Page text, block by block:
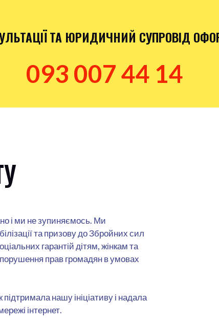
ТА ЮРИДИЧНИЙ СУПРОВІД
093 007 44 14
і ми не зупиняємось. Ми
та призову до Збройних сил
гарантій дітям, жінкам та
прав громадян в умовах
нашу ініціативу і надала
інтернет.